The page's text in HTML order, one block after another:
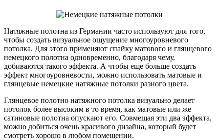
Натяжные полотна из Германии часто используют для того,
чтобы создать визуальное ощущение многоуровневого
потолка. Для этого применяют спайку матового и глянцевого
немецкого полотна одновременно, благодаря чему,
добиваются такого эффекта. А чтобы еще больше создать
эффект многоуровневости, можно использовать матовые и
глянцевые немецкие натяжные потолки разного цвета.
Глянцевое полотно натяжного потолка визуально делает
потолок более высоким в то время, как матовые или же
сатиновые полотна опускают его. Совмещая эти два эффекта,
можно добиться очень красивого дизайна, который будет
смотреть хорошо в любом помещении.